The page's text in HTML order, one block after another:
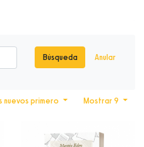
Búsqueda Anular
Mostrar 9
nuevos primero